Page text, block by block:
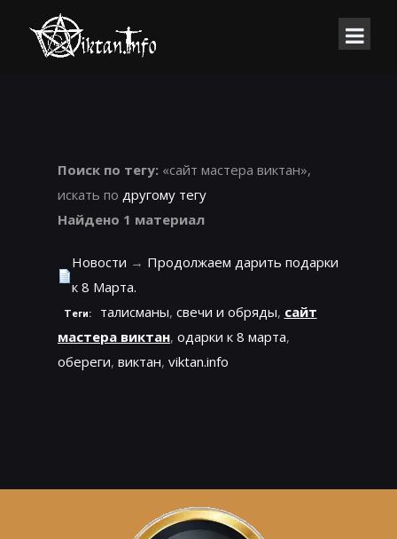
Поиск по тегу: «сайт мастера виктан»,
искать по другому тегу
Найдено 1 материал
Новости → Продолжаем дарить подарки
к 8 Марта.
Теги: талисманы, свечи и обряды, сайт
мастера виктан, одарки к 8 марта,
обереги, виктан, viktan.info